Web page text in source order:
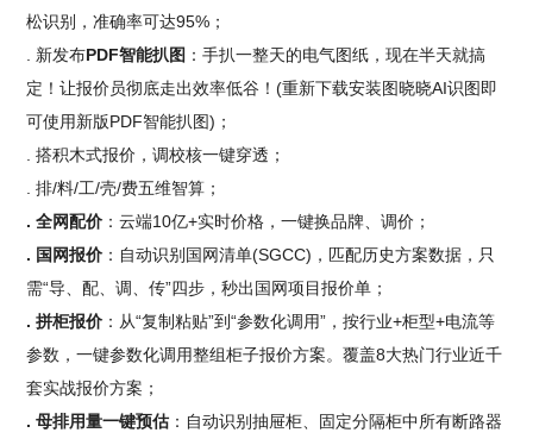
松识别，准确率可达95%；
. 新发布PDF智能扒图 ：手扒一整天的电气图纸，现在半天就搞
定！让报价员彻底走出效率低谷！(重新下载安装图晓晓AI识图即
可使用新版PDF智能扒图)；
. 搭积木式报价，调校核一键穿透；
. 排/料/工/壳/费五维智算；
. 全网配价 ：云端10亿+实时价格，一键换品牌、调价；
. 国网报价 ：自动识别国网清单(SGCC)，匹配历史方案数据，只
需“导、配、调、传”四步，秒出国网项目报价单；
. 拼柜报价 ：从“复制粘贴”到“参数化调用”，按行业+柜型+电流等
参数，一键参数化调用整组柜子报价方案。覆盖8大热门行业近千
套实战报价方案；
. 母排用量一键预估 ：自动识别抽屉柜、固定分隔柜中所有断路器